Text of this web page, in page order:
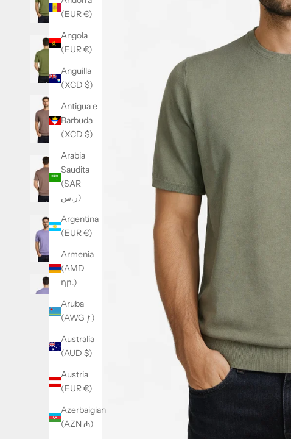
(EUR €)
Angola
(EUR €)
Anguilla
(XCD $)
Antigua e
Barbuda
(XCD $)
Arabia
Saudita
(SAR
ر.س)
Argentina
(EUR €)
Armenia
(AMD
դր.)
Aruba
(AWG ƒ)
Australia
(AUD $)
Austria
(EUR €)
Azerbaigian
(AZN ₼)